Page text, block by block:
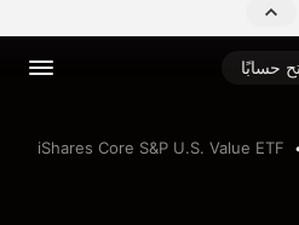
حسابًا
iShares Core S&P U.S. Value ETF